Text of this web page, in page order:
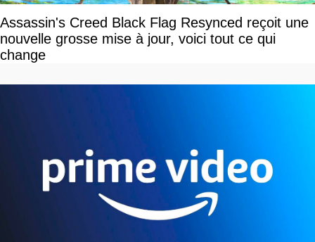
Assassin's Creed Black Flag Resynced reçoit une
nouvelle grosse mise à jour, voici tout ce qui
change